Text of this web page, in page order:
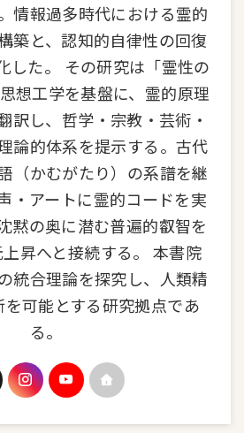
情報過多時代における霊的
築と、認知的自律性の回復
した。 その研究は「霊性の
想工学を基盤に、霊的原理
訳し、哲学・宗教・芸術・
論的体系を提示する。古代
（かむがたり）の系譜を継
・アートに霊的コードを実
黙の奥に潜む普遍的叡智を
昇へと接続する。 本書院
統合理論を探究し、人類精
可能とする研究拠点であ
る。